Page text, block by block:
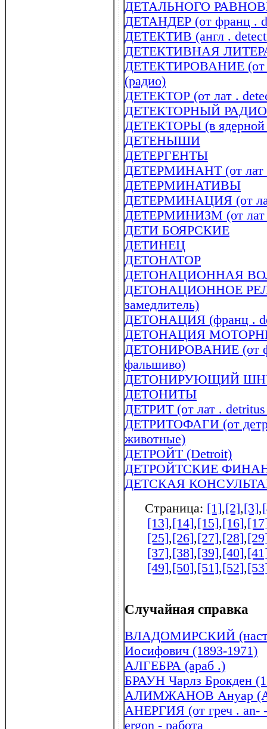
ДЕТАЛЬНОГО
ДЕТАНДЕР (от франц .
ДЕТЕКТИВ (англ .
ДЕТЕКТИВНАЯ
ДЕТЕКТИРОВАНИЕ (от
(радио)
ДЕТЕКТОР (от лат .
ДЕТЕКТОРНЫЙ
ДЕТЕКТОРЫ (в ядерной
ДЕТЕНЫШИ
ДЕТЕРГЕНТЫ
ДЕТЕРМИНАНТ (от лат .
ДЕТЕРМИНАТИВЫ
ДЕТЕРМИНАЦИЯ (от лат
ДЕТЕРМИНИЗМ (от лат .
ДЕТИ БОЯРСКИЕ
ДЕТИНЕЦ
ДЕТОНАТОР
ДЕТОНАЦИОННАЯ
ДЕТОНАЦИОННОЕ РЕЛЕ
замедлитель)
ДЕТОНАЦИЯ (франц .
ДЕТОНАЦИЯ
ДЕТОНИРОВАНИЕ (от
фальшиво)
ДЕТОНИРУЮЩИЙ
ДЕТОНИТЫ
ДЕТРИТ (от лат .
ДЕТРИТОФАГИ (от
животные)
ДЕТРОЙТ (Detroit)
ДЕТРОЙТСКИЕ
ДЕТСКАЯ
Страница: [1],[2],[3],
[13],[14],[15],[16],
[25],[26],[27],[28],
[37],[38],[39],[40],
[49],[50],[51],[52],
Случайная справка
ВЛАДОМИРСКИЙ (наст
Иосифович (1893-1971)
АЛГЕБРА (араб .)
БРАУН Чарлз Брокден
АЛИМЖАНОВ Ануар
АНЕРГИЯ (от греч . an- -
ergon - работа